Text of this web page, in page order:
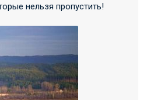
нельзя пропустить!